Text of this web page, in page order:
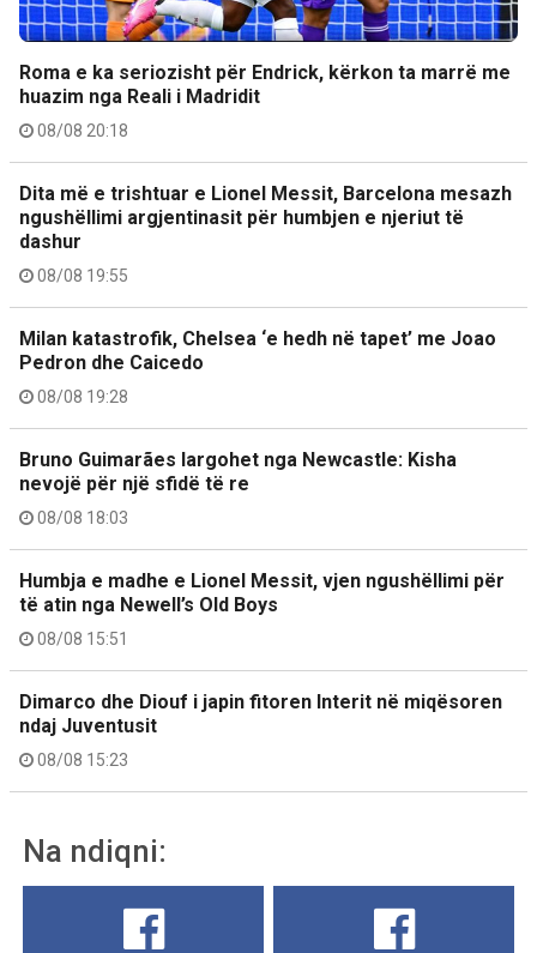
Roma e ka seriozisht për Endrick, kërkon ta marrë me
huazim nga Reali i Madridit
08/08 20:18
Dita më e trishtuar e Lionel Messit, Barcelona mesazh
ngushëllimi argjentinasit për humbjen e njeriut të
dashur
08/08 19:55
Milan katastrofik, Chelsea ‘e hedh në tapet’ me Joao
Pedron dhe Caicedo
08/08 19:28
Bruno Guimarães largohet nga Newcastle: Kisha
nevojë për një sfidë të re
08/08 18:03
Humbja e madhe e Lionel Messit, vjen ngushëllimi për
të atin nga Newell’s Old Boys
08/08 15:51
Dimarco dhe Diouf i japin fitoren Interit në miqësoren
ndaj Juventusit
08/08 15:23
Na ndiqni: